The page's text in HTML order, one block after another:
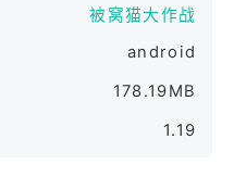
被窝猫大作战
android
178.19MB
1.19